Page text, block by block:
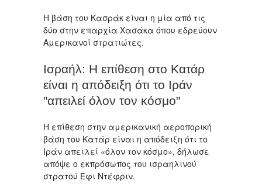
Η βάση του Κασράκ είναι η μία από τις
δύο στην επαρχία Χασάκα όπου εδρεύουν
Αμερικανοί στρατιώτες.
Ισραήλ: Η επίθεση στο Κατάρ
είναι η απόδειξη ότι το Ιράν
"απειλεί όλον τον κόσμο"
Η επίθεση στην αμερικανική αεροπορική
βάση του Κατάρ είναι η απόδειξη ότι το
Ιράν απειλεί «όλον τον κόσμο», δήλωσε
απόψε ο εκπρόσωπος του ισραηλινού
στρατού Έφι Ντέφριν.